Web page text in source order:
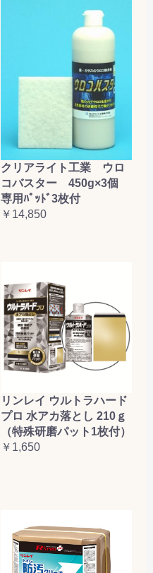
クリアライト工業 ウロ
コバスター 450g×3個
専用ﾊﾟｯﾄﾞ3枚付
￥14,850
リンレイ ウルトラハード
プロ 水アカ落とし 210ｇ
（特殊研磨パット1枚付）
￥1,650